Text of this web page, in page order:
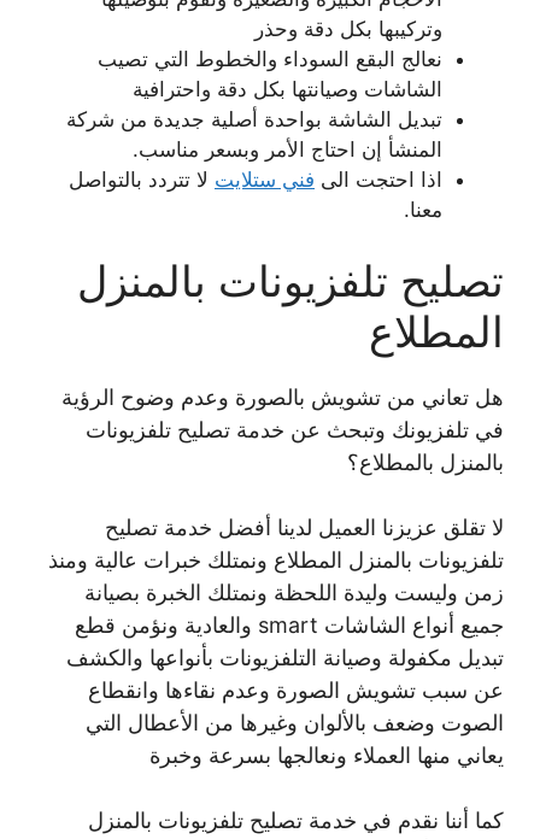
وتركيبها بكل دقة وحذر
نعالج البقع السوداء والخطوط التي تصيب
الشاشات وصيانتها بكل دقة واحترافية
تبديل الشاشة بواحدة أصلية جديدة من شركة
المنشأ إن احتاج الأمر وبسعر مناسب.
اذا احتجت الى فني ستلايت لا تتردد بالتواصل
معنا.
تصليح تلفزيونات بالمنزل
المطلاع
هل تعاني من تشويش بالصورة وعدم وضوح الرؤية
في تلفزيونك وتبحث عن خدمة تصليح تلفزيونات
بالمنزل بالمطلاع؟
لا تقلق عزيزنا العميل لدينا أفضل خدمة تصليح
تلفزيونات بالمنزل المطلاع ونمتلك خبرات عالية ومنذ
زمن وليست وليدة اللحظة ونمتلك الخبرة بصيانة
جميع أنواع الشاشات smart والعادية ونؤمن قطع
تبديل مكفولة وصيانة التلفزيونات بأنواعها والكشف
عن سبب تشويش الصورة وعدم نقاءها وانقطاع
الصوت وضعف بالألوان وغيرها من الأعطال التي
يعاني منها العملاء ونعالجها بسرعة وخبرة
كما أننا نقدم في خدمة تصليح تلفزيونات بالمنزل